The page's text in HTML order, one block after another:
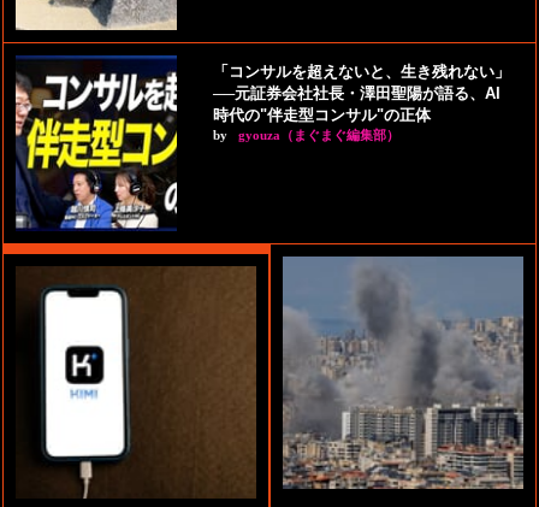
「コンサルを超えないと、生き残れない」
──元証券会社社長・澤田聖陽が語る、AI
時代の"伴走型コンサル"の正体
by gyouza（まぐまぐ編集部）